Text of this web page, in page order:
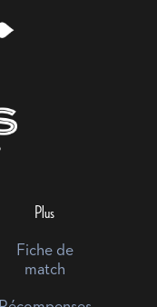
Plus
Fiche de
match